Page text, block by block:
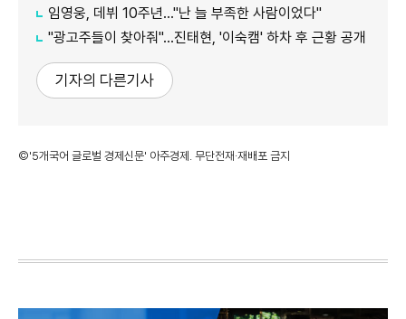
임영웅, 데뷔 10주년…"난 늘 부족한 사람이었다"
"광고주들이 찾아줘"…진태현, '이숙캠' 하차 후 근황 공개
기자의 다른기사
©'5개국어 글로벌 경제신문' 아주경제. 무단전재·재배포 금지